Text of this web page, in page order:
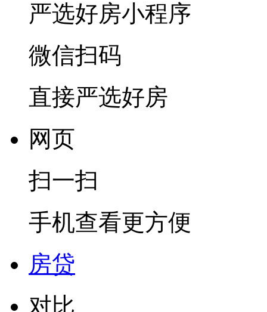
严选好房小程序
微信扫码
直接严选好房
网页
扫一扫
手机查看更方便
房贷
对比